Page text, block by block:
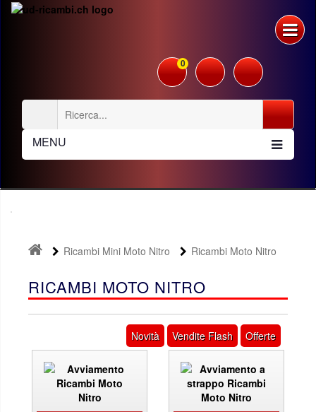
0
MENU
Ricambi Mini Moto Nitro Ricambi Moto Nitro
RICAMBI MOTO NITRO
Novità Vendite Flash Offerte